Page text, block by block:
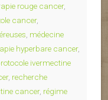
rouge cancer,
cancer,
médecine
hyperbare cancer,
ivermectine
, recherche
cancer, régime